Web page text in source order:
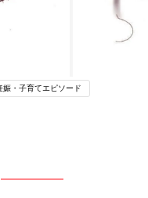
娠・子育てエピソード